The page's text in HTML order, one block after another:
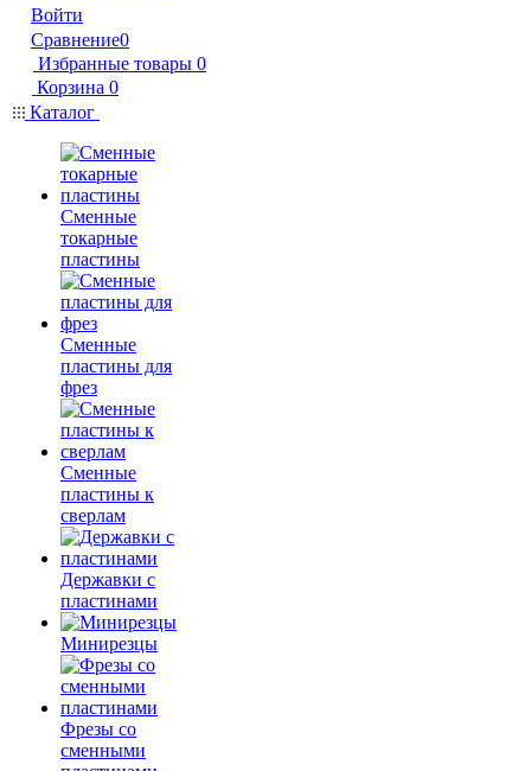
Войти
Сравнение0
Избранные товары 0
Корзина 0
Каталог
Сменные
токарные
пластины
Сменные
пластины для
фрез
Сменные
пластины к
сверлам
Державки с
пластинами
Минирезцы
Фрезы со
сменными